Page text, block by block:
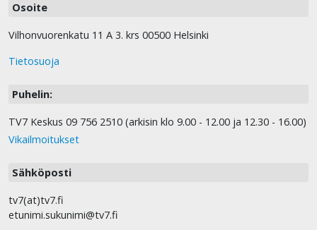
Osoite
Vilhonvuorenkatu 11 A 3. krs 00500 Helsinki
Tietosuoja
Puhelin:
TV7 Keskus 09 756 2510 (arkisin klo 9.00 - 12.00 ja 12.30 - 16.00)
Vikailmoitukset
Sähköposti
tv7(at)tv7.fi
etunimi.sukunimi@tv7.fi